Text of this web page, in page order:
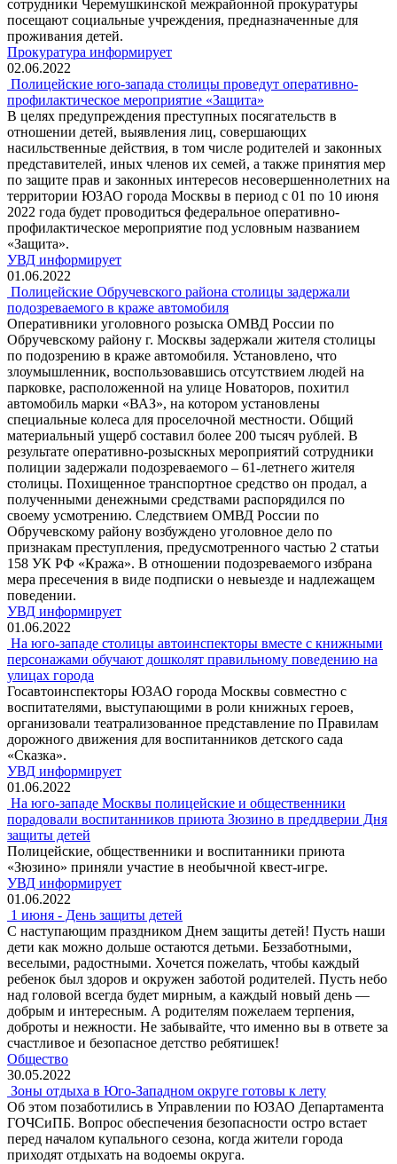
сотрудники Черемушкинской межрайонной прокуратуры
посещают социальные учреждения, предназначенные для
проживания детей.
Прокуратура информирует
02.06.2022
Полицейские юго-запада столицы проведут оперативно-
профилактическое мероприятие «Защита»
В целях предупреждения преступных посягательств в
отношении детей, выявления лиц, совершающих
насильственные действия, в том числе родителей и законных
представителей, иных членов их семей, а также принятия мер
по защите прав и законных интересов несовершеннолетних на
территории ЮЗАО города Москвы в период с 01 по 10 июня
2022 года будет проводиться федеральное оперативно-
профилактическое мероприятие под условным названием
«Защита».
УВД информирует
01.06.2022
Полицейские Обручевского района столицы задержали
подозреваемого в краже автомобиля
Оперативники уголовного розыска ОМВД России по
Обручевскому району г. Москвы задержали жителя столицы
по подозрению в краже автомобиля. Установлено, что
злоумышленник, воспользовавшись отсутствием людей на
парковке, расположенной на улице Новаторов, похитил
автомобиль марки «ВАЗ», на котором установлены
специальные колеса для проселочной местности. Общий
материальный ущерб составил более 200 тысяч рублей. В
результате оперативно-розыскных мероприятий сотрудники
полиции задержали подозреваемого – 61-летнего жителя
столицы. Похищенное транспортное средство он продал, а
полученными денежными средствами распорядился по
своему усмотрению. Следствием ОМВД России по
Обручевскому району возбуждено уголовное дело по
признакам преступления, предусмотренного частью 2 статьи
158 УК РФ «Кража». В отношении подозреваемого избрана
мера пресечения в виде подписки о невыезде и надлежащем
поведении.
УВД информирует
01.06.2022
На юго-западе столицы автоинспекторы вместе с книжными
персонажами обучают дошколят правильному поведению на
улицах города
Госавтоинспекторы ЮЗАО города Москвы совместно с
воспитателями, выступающими в роли книжных героев,
организовали театрализованное представление по Правилам
дорожного движения для воспитанников детского сада
«Сказка».
УВД информирует
01.06.2022
На юго-западе Москвы полицейские и общественники
порадовали воспитанников приюта Зюзино в преддверии Дня
защиты детей
Полицейские, общественники и воспитанники приюта
«Зюзино» приняли участие в необычной квест-игре.
УВД информирует
01.06.2022
1 июня - День защиты детей
С наступающим праздником Днем защиты детей! Пусть наши
дети как можно дольше остаются детьми. Беззаботными,
веселыми, радостными. Хочется пожелать, чтобы каждый
ребенок был здоров и окружен заботой родителей. Пусть небо
над головой всегда будет мирным, а каждый новый день —
добрым и интересным. А родителям пожелаем терпения,
доброты и нежности. Не забывайте, что именно вы в ответе за
счастливое и безопасное детство ребятишек!
Общество
30.05.2022
Зоны отдыха в Юго-Западном округе готовы к лету
Об этом позаботились в Управлении по ЮЗАО Департамента
ГОЧСиПБ. Вопрос обеспечения безопасности остро встает
перед началом купального сезона, когда жители города
приходят отдыхать на водоемы округа.